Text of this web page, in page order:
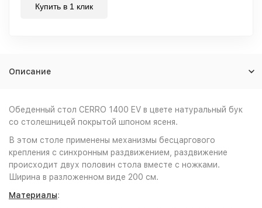
Купить в 1 клик
Описание
Обеденный стол CERRO 1400 EV в цвете натуральный бук
со столешницей покрытой шпоном ясеня.
В этом столе применены механизмы бесцаргового
крепления с синхронным раздвижением, раздвижение
происходит двух половин стола вместе с ножками.
Ширина в разложенном виде 200 см.
Материалы: